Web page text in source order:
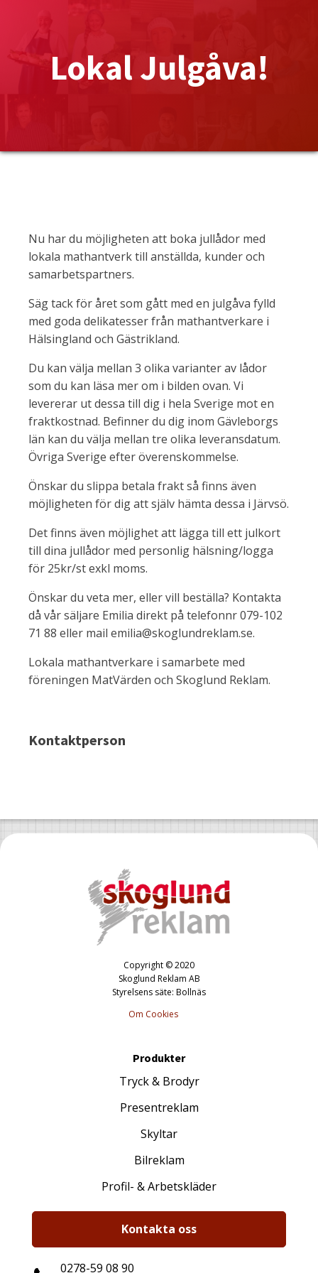
Lokal Julgåva!
Nu har du möjligheten att boka jullådor med
lokala mathantverk till anställda, kunder och
samarbetspartners.
Säg tack för året som gått med en julgåva fylld
med goda delikatesser från mathantverkare i
Hälsingland och Gästrikland.
Du kan välja mellan 3 olika varianter av lådor
som du kan läsa mer om i bilden ovan. Vi
levererar ut dessa till dig i hela Sverige mot en
fraktkostnad. Befinner du dig inom Gävleborgs
län kan du välja mellan tre olika leveransdatum.
Övriga Sverige efter överenskommelse.
Önskar du slippa betala frakt så finns även
möjligheten för dig att själv hämta dessa i Järvsö.
Det finns även möjlighet att lägga till ett julkort
till dina jullådor med personlig hälsning/logga
för 25kr/st exkl moms.
Önskar du veta mer, eller vill beställa? Kontakta
då vår säljare Emilia direkt på telefonnr 079-102
71 88 eller mail emilia@skoglundreklam.se.
Lokala mathantverkare i samarbete med
föreningen MatVärden och Skoglund Reklam.
Kontaktperson
Copyright © 2020
Skoglund Reklam AB
Styrelsens säte: Bollnäs
Om Cookies
Produkter
Tryck & Brodyr
Presentreklam
Skyltar
Bilreklam
Profil- & Arbetskläder
Kontakta oss
0278-59 08 90